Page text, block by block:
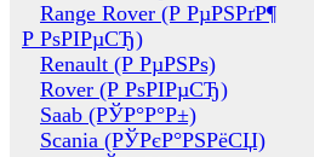
Range Rover (Р РµРЅРґР¶
Р РѕРІРµСЂ)
Renault (Р РµРЅРѕ)
Rover (Р РѕРІРµСЂ)
Saab (РЎР°Р°Р±)
Scania (РЎРєР°РЅРёСЏ)